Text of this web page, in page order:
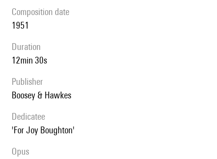
composition date
1951
duration
12min 30s
publisher
Boosey & Hawkes
Dedicatee
'For Joy Boughton'
Opus